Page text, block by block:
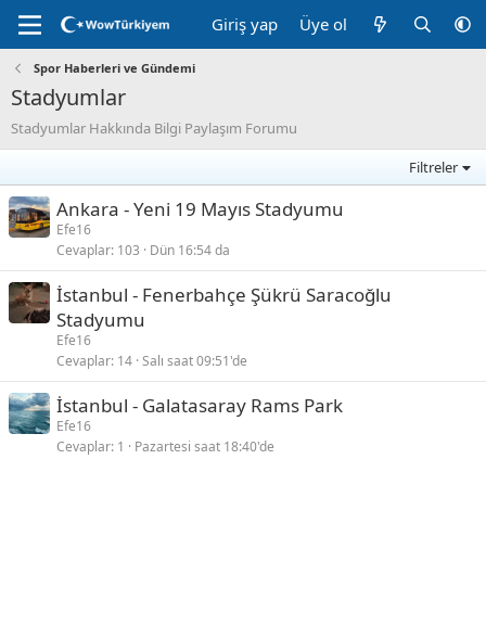
Giriş yap Üye ol
Spor Haberleri ve Gündemi
Stadyumlar
Stadyumlar Hakkında Bilgi Paylaşım Forumu
Filtreler
Ankara - Yeni 19 Mayıs Stadyumu
Efe16
Cevaplar 103 Dün 16:54 da
İstanbul - Fenerbahçe Şükrü Saracoğlu
Stadyumu
Efe16
Cevaplar 14 Salı saat 09:51'de
İstanbul - Galatasaray Rams Park
Efe16
Cevaplar 1 Pazartesi saat 18:40'de